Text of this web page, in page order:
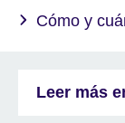
Cómo y
Leer más